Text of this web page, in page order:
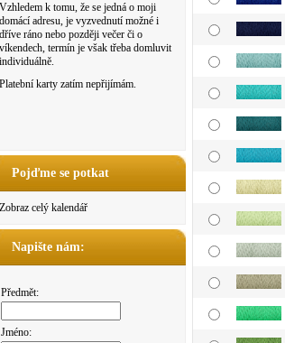
Vzhledem k tomu, že se jedná o moji
domácí adresu, je vyzvednutí možné i
dříve ráno nebo později večer či o
víkendech, termín je však třeba domluvit
individuálně.
Platební karty zatím nepřijímám.
Pojďme se potkat
Zobraz celý kalendář
Napište nám:
Předmět:
Jméno: